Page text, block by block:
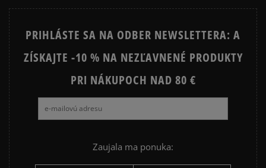
PRIHLÁSTE SA NA ODBER NEWSLETTERA: A
ZÍSKAJTE -10 % NA NEZĽAVNENÉ PRODUKTY
PRI NÁKUPOCH NAD 80 €
Zaujala ma ponuka: